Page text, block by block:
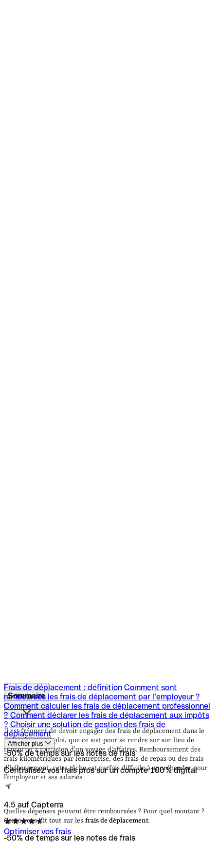
Frais de déplacement : définition Comment sont
remboursés les frais de déplacement par l’employeur ?
Comment calculer les frais de déplacement professionnel
? Comment déclarer les frais de déplacement aux impôts
? Choisir une solution de gestion des frais de
déplacement
Afficher plus
-50% de temps sur les notes de frais
Centralisez vos frais pros sur un compte 100 % digital
4.5 auf Capterra
Optimiser vos frais
Sommaire
Frais de déplacement : définition Comment sont
remboursés les frais de déplacement par l’employeur ?
Comment calculer les frais de déplacement professionnel
? Comment déclarer les frais de déplacement aux impôts
? Choisir une solution de gestion des frais de
déplacement
Il est fréquent de devoir engager des frais de déplacement dans le
cadre de son emploi, que ce soit pour se rendre sur son lieu de
travail ou à l’occasion d’un voyage d'affaires. Remboursement des
frais kilométriques par l’entreprise, des frais de repas ou des frais
d’hébergement, cette tâche est parfois difficile à appréhender pour
l’employeur et ses salariés.
Quelles dépenses peuvent être remboursées ? Pour quel montant ?
Qonto vous dit tout sur les frais de déplacement.
-50% de temps sur les notes de frais